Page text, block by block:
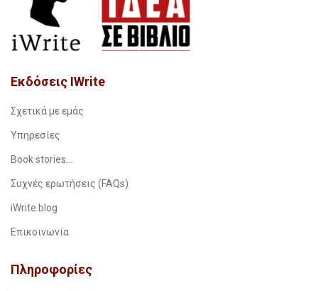
Εκδόσεις IWrite
Σχετικά με εμάς
Υπηρεσίες
Book stories…
Συχνές ερωτήσεις (FAQs)
iWrite.blog
Επικοινωνία
Πληροφορίες